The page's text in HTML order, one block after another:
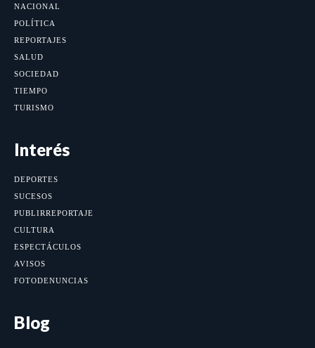
NACIONAL
POLÍTICA
REPORTAJES
SALUD
SOCIEDAD
TIEMPO
TURISMO
Interés
DEPORTES
SUCESOS
PUBLIRREPORTAJE
CULTURA
ESPECTÁCULOS
AVISOS
FOTODENUNCIAS
Blog